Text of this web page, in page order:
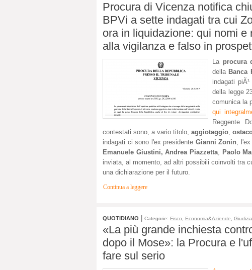
Procura di Vicenza notifica
BPVi a sette indagati tra cui
ora in liquidazione: qui nomi
alla vigilanza e falso in
La procura
della Banca
indagati
della legge
comunica la
qui
Reggente
contestati sono, a vario titolo,aggiotaggio,
indagati ci sono l'ex presidente Gianni Zonin, l'ex
Emanuele Giustini, Andrea Piazzetta, Paolo
inviata, al momento, ad altri possibili coinvolti tra
una dichiarazione per il futuro.
Continua a leggere
QUOTIDIANO Categorie: Fisco Economia&Aziende
«La più grande inchiesta
dopo il Mose»: la Procura e
fare sul serio